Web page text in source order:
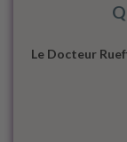
Le Docteur